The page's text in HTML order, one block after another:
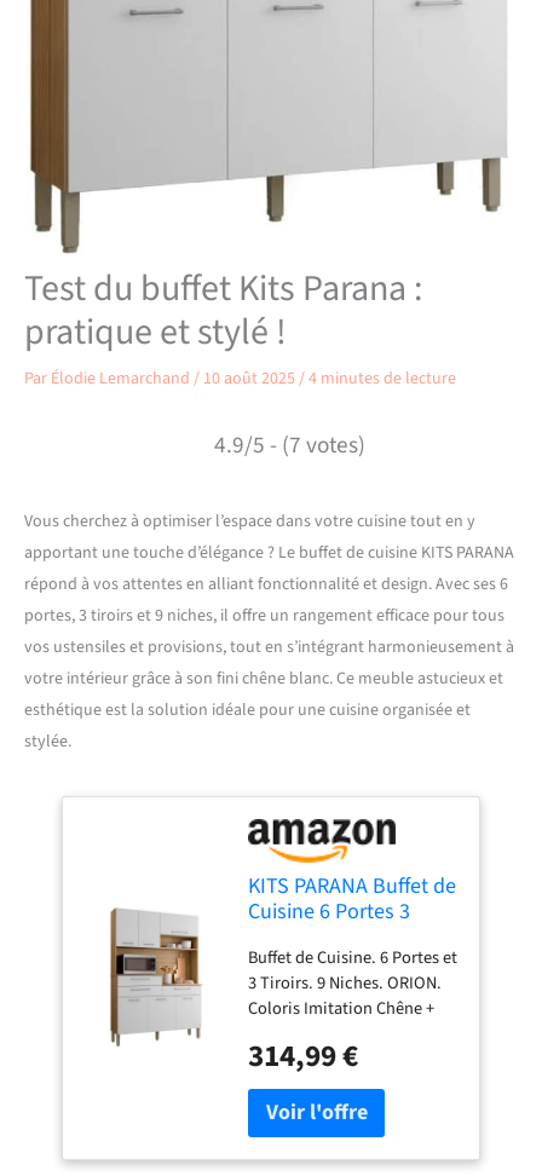
Test du buffet Kits Parana :
pratique et stylé !
Par Élodie Lemarchand / 10 août 2025/4 minutes de lecture
4.9/5 - (7 votes)
Vous cherchez à optimiser l’espace dans votre cuisine tout en y
apportant une touche d’élégance ? Le buffet de cuisine KITS PARANA
répond à vos attentes en alliant fonctionnalité et design. Avec ses 6
portes, 3 tiroirs et 9 niches, il offre un rangement efficace pour tous
vos ustensiles et provisions, tout en s’intégrant harmonieusement à
votre intérieur grâce à son fini chêne blanc. Ce meuble astucieux et
esthétique est la solution idéale pour une cuisine organisée et
stylée.
KITS PARANA Buffet de
Cuisine 6 Portes 3
Blanc L 138.5 x195
x38.8 cm
Buffet de Cuisine. 6 Portes et
3 Tiroirs. 9 Niches. ORION.
Coloris Imitation Chêne +
Largeur 138.5 cm Hauteur
195 cm Profondeur 38.8 cm.
11 Niches. Glissières et
Charnières métalliques. 5
Pieds. 9 Niches
314,99 €